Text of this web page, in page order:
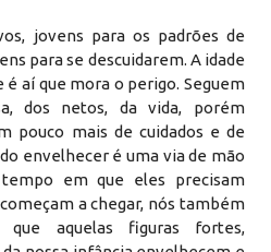
jovens para os padrões de
para se descuidarem. A idade
é aí que mora o perigo. Seguem
dos netos, da vida, porém
pouco mais de cuidados e de
envelhecer é uma via de mão
em que eles precisam
a chegar, nós também
que aquelas figuras fortes,